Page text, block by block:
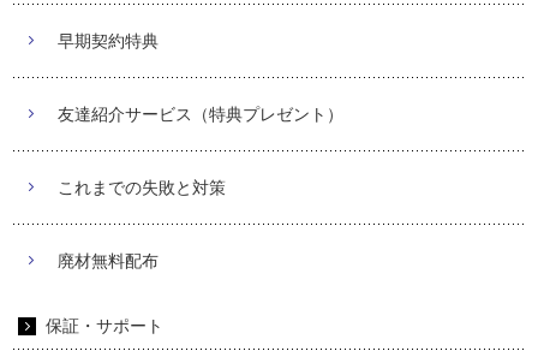
早期契約特典
友達紹介サービス（特典プレゼント）
これまでの失敗と対策
廃材無料配布
保証・サポート